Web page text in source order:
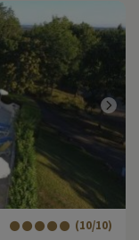
(10/10)